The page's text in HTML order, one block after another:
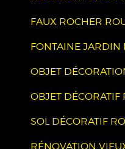
FAUX ROCHER
FONTAINE JARDIN
OBJET
OBJET DÉCORATIF
SOL DÉCORATIF
RÉNOVATION